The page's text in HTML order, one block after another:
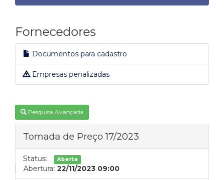
Fornecedores
Documentos para cadastro
Empresas penalizadas
Pesquisa Avançada
Tomada de Preço 17/2023
Status: Aberta
Abertura: 22/11/2023 09:00